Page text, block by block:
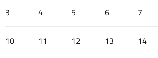
3 4 5 6 7
10 11 12 13 14